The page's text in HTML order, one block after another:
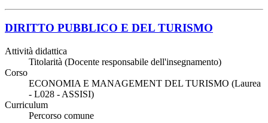
DIRITTO PUBBLICO E DEL TURISMO
Attività didattica
Titolarità (Docente responsabile dell'insegnamento)
Corso
ECONOMIA E MANAGEMENT DEL TURISMO (Laurea
- L028 - ASSISI)
Curriculum
Percorso comune